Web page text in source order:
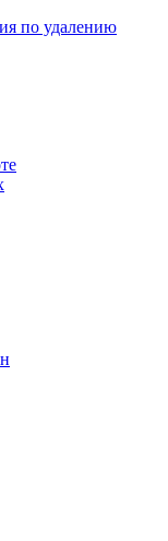
по удалению